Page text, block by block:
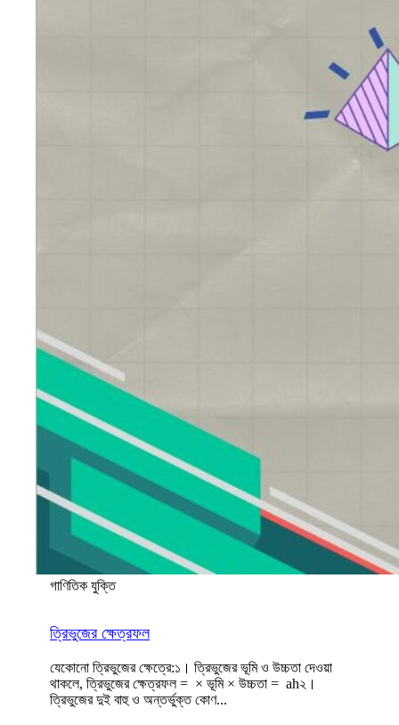
গাণিতিক যুক্তি
ত্রিভুজের ক্ষেত্রফল
যেকোনো ত্রিভুজের ক্ষেত্রে:১। ত্রিভুজের ভূমি ও উচ্চতা দেওয়া
থাকলে, ত্রিভুজের ক্ষেত্রফল = × ভূমি × উচ্চতা = ah২।
ত্রিভুজের দুই বাহু ও অন্তর্ভুক্ত কোণ...